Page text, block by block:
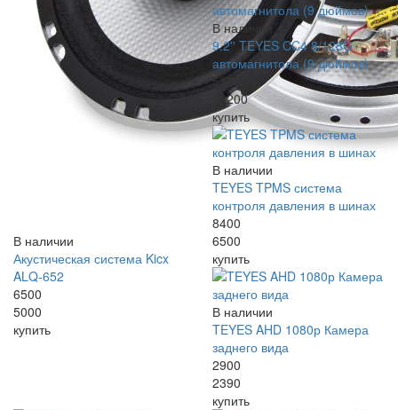
В наличии
Акустическая система Kicx
ALQ-652
6500
5000
купить
В наличии
9.2'' TEYES CC4 8/128G
автомагнитола (9 дюймов)
51600
39200
купить
В наличии
TEYES TPMS система
контроля давления в шинах
8400
6500
купить
В наличии
TEYES AHD 1080р Камера
заднего вида
2900
2390
купить